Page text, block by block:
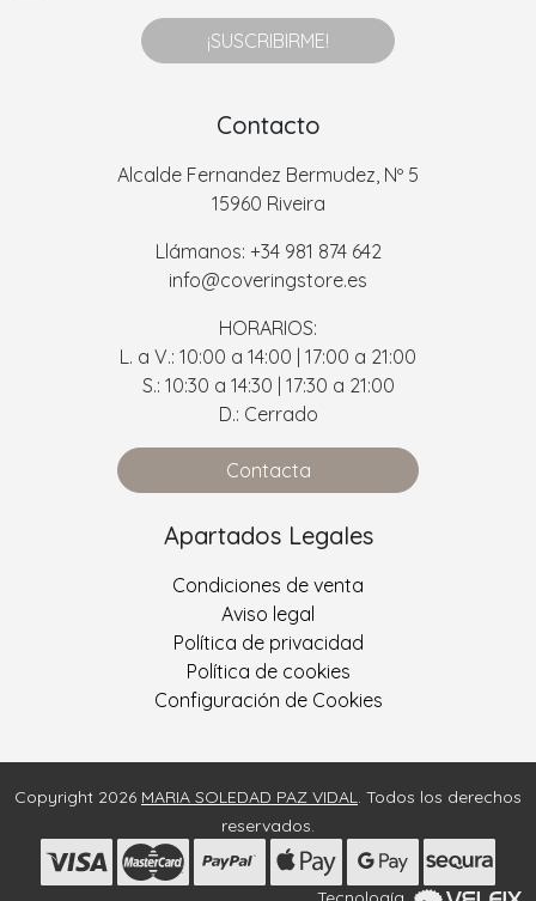
¡SUSCRIBIRME!
Contacto
Alcalde Fernandez Bermudez, Nº 5
15960 Riveira
Llámanos: +34 981 874 642
info@coveringstore.es
HORARIOS:
L. a V.: 10:00 a 14:00 | 17:00 a 21:00
S.: 10:30 a 14:30 | 17:30 a 21:00
D.: Cerrado
Contacta
Apartados Legales
Condiciones de venta
Aviso legal
Política de privacidad
Política de cookies
Configuración de Cookies
Copyright 2026 MARIA SOLEDAD PAZ VIDAL. Todos los derechos
reservados.